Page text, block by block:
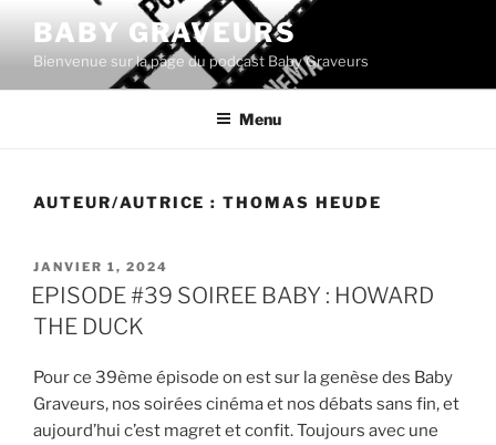
contenu
principal
BABY GRAVEURS
Bienvenue sur la page du podcast Baby Graveurs
Menu
AUTEUR/AUTRICE :THOMAS HEUDE
PUBLIÉ
LE
JANVIER 1, 2024
EPISODE #39 SOIREE BABY : HOWARD
THE DUCK
Pour ce 39ème épisode on est sur la genèse des Baby
Graveurs, nos soirées cinéma et nos débats sans fin, et
aujourd’hui c’est magret et confit. Toujours avec une